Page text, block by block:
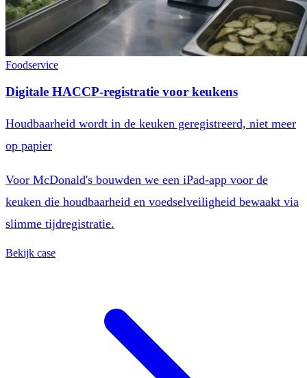
Foodservice
Digitale HACCP-registratie voor keukens
Houdbaarheid wordt in de keuken geregistreerd, niet meer
op papier
Voor McDonald's bouwden we een iPad-app voor de
keuken die houdbaarheid en voedselveiligheid bewaakt via
slimme tijdregistratie.
Bekijk case